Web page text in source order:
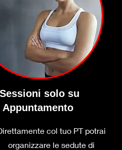
Sessioni solo su
Appuntamento
col tuo PT potrai
organizzare le sedute di